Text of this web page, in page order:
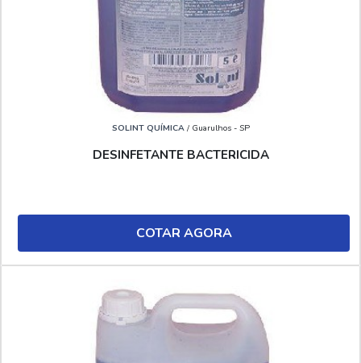
SOLINT QUÍMICA/ Guarulhos - SP
DESINFETANTE BACTERICIDA
COTAR AGORA